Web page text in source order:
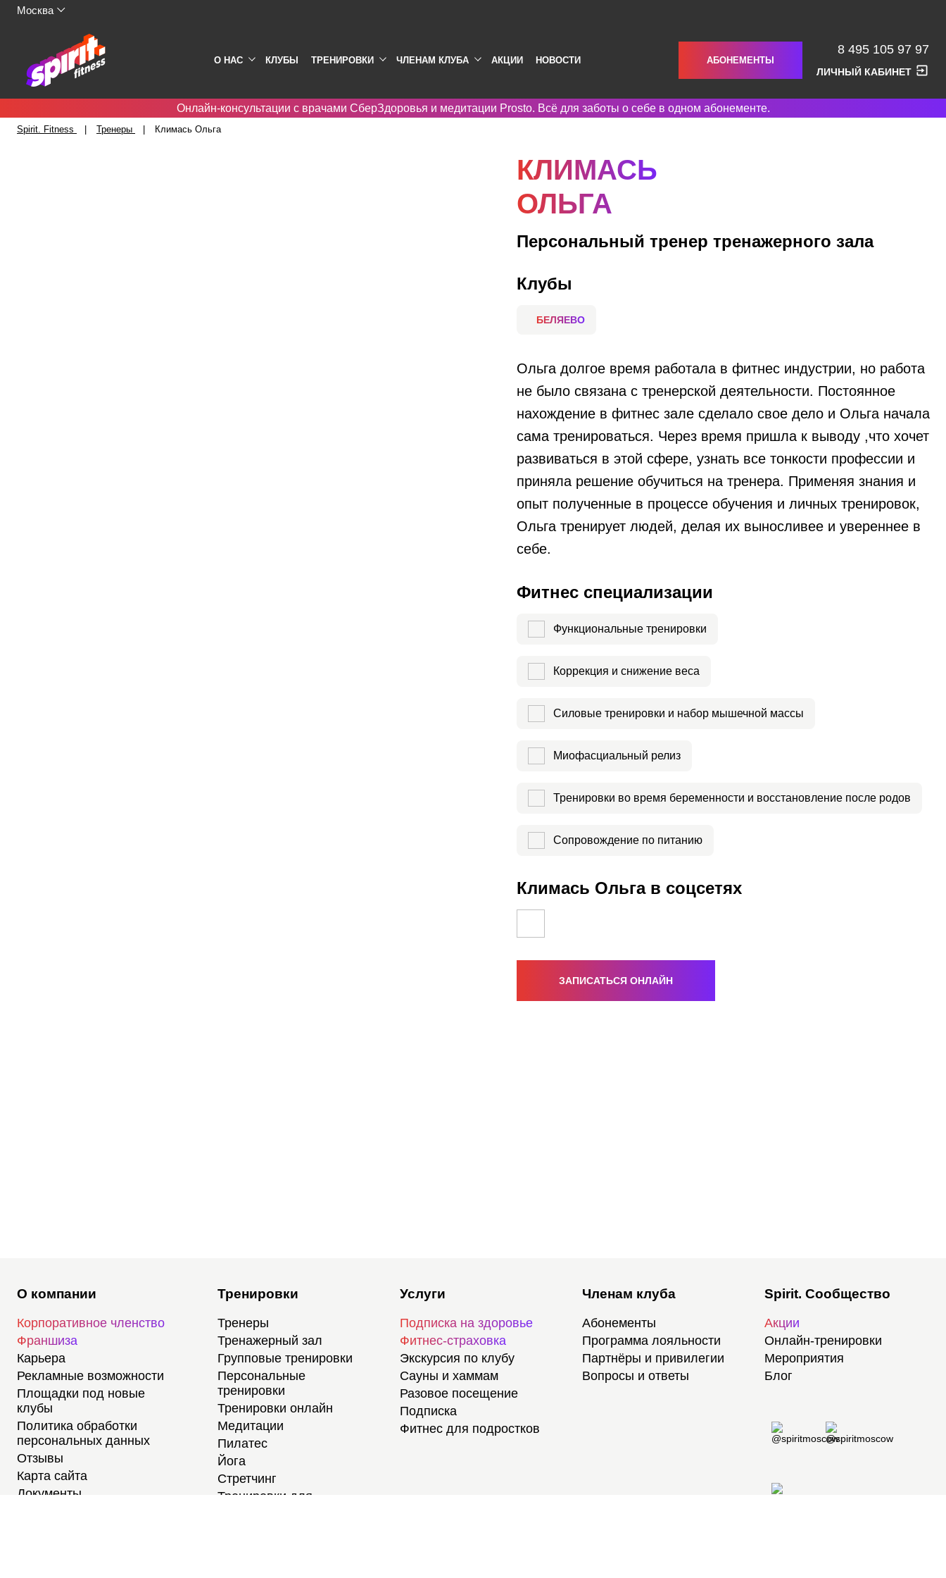
Москва
О НАС КЛУБЫ ТРЕНИРОВКИ ЧЛЕНАМ КЛУБА АКЦИИ НОВОСТИ АБОНЕМЕНТЫ
8 495 105 97 97
ЛИЧНЫЙ КАБИНЕТ
Онлайн-консультации с врачами СберЗдоровья и медитации Prosto. Всё для заботы о себе в одном абонементе.
Spirit. Fitness Тренеры Климась Ольга
КЛИМАСЬ
ОЛЬГА
Персональный тренер тренажерного зала
Клубы
БЕЛЯЕВО
Ольга долгое время работала в фитнес индустрии, но работа
не было связана с тренерской деятельности. Постоянное
нахождение в фитнес зале сделало свое дело и Ольга начала
сама тренироваться. Через время пришла к выводу ,что хочет
развиваться в этой сфере, узнать все тонкости профессии и
приняла решение обучиться на тренера. Применяя знания и
опыт полученные в процессе обучения и личных тренировок,
Ольга тренирует людей, делая их выносливее и увереннее в
себе.
Фитнес специализации
Функциональные тренировки
Коррекция и снижение веса
Силовые тренировки и набор мышечной массы
Миофасциальный релиз
Тренировки во время беременности и восстановление после родов
Сопровождение по питанию
Климась Ольга в соцсетях
ЗАПИСАТЬСЯ ОНЛАЙН
О компании
Корпоративное членство
Франшиза
Карьера
Рекламные возможности
Площадки под новые
клубы
Политика обработки
персональных данных
Отзывы
Карта сайта
Документы
Тренировки
Тренеры
Тренажерный зал
Групповые тренировки
Персональные
тренировки
Тренировки онлайн
Медитации
Пилатес
Йога
Стретчинг
Тренировки для
Услуги
Подписка на здоровье
Фитнес-страховка
Экскурсия по клубу
Сауны и хаммам
Разовое посещение
Подписка
Фитнес для подростков
Членам клуба
Абонементы
Программа лояльности
Партнёры и привилегии
Вопросы и ответы
Spirit. Сообщество
Акции
Онлайн-тренировки
Мероприятия
Блог